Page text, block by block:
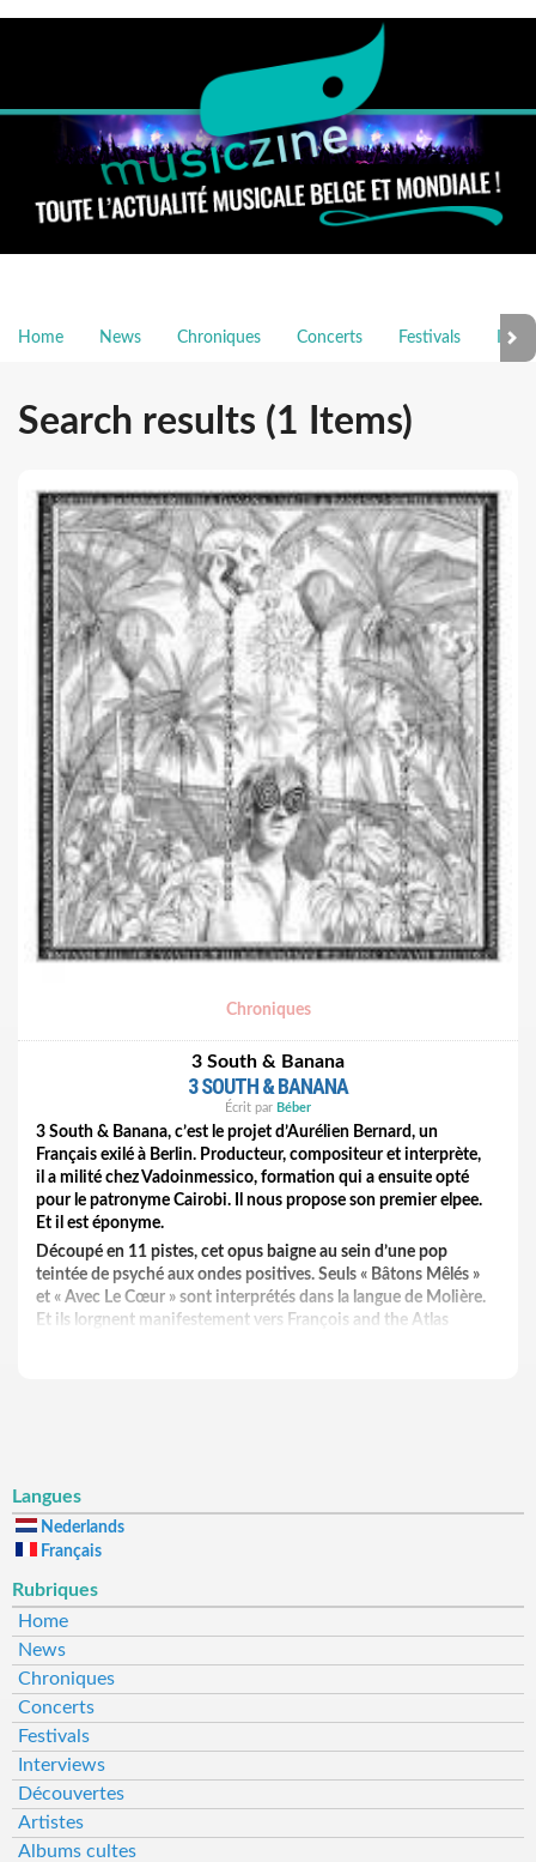
Home News Chroniques Concerts Festivals
Search results (1 Items)
Chroniques
3 South & Banana
3 SOUTH & BANANA
Écrit par Béber
3 South & Banana, c’est le projet d’Aurélien Bernard, un
Français exilé à Berlin. Producteur, compositeur et interprète,
il a milité chez Vadoinmessico, formation qui a ensuite opté
pour le patronyme Cairobi. Il nous propose son premier elpee.
Et il est éponyme.
Découpé en 11 pistes, cet opus baigne au sein d’une pop
teintée de psyché aux ondes positives. Seuls « Bâtons Mêlés »
et « Avec Le Cœur » sont interprétés dans la langue de Molière.
Et ils lorgnent manifestement vers François and the Atlas
probablement nés de la magie des synthés ; ce qui
communique à son expression sonore un léger côté foutraque
comme on aime…
réussi, mais on vous invite à le découvrir. A défaut de city trip
avorté pour cause de covid-19, optez plutôt pour ce trip
psychédélique.
Langues
Nederlands
Français
Rubriques
Home
News
Chroniques
Concerts
Festivals
Interviews
Découvertes
Artistes
Albums cultes